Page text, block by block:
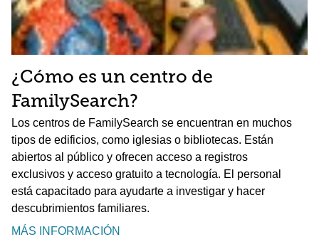
¿Cómo es un centro de
FamilySearch?
Los centros de FamilySearch se encuentran en muchos
tipos de edificios, como iglesias o bibliotecas. Están
abiertos al público y ofrecen acceso a registros
exclusivos y acceso gratuito a tecnología. El personal
está capacitado para ayudarte a investigar y hacer
descubrimientos familiares.
MÁS INFORMACIÓN